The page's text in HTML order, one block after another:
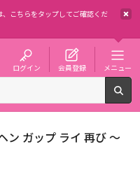
こちらをタップしてご確認くだ
ログイン 会員登録 メニュー
ン ガップ ライ 再び ～